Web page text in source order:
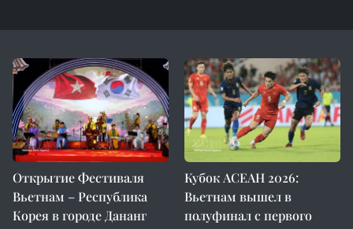
Открытие Фестиваля
Вьетнам – Республика
Корея в городе Дананг
Кубок АСЕАН 2026:
Вьетнам вышел в
полуфинал с первого